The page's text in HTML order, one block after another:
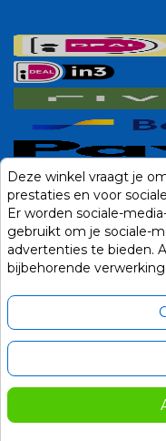
Deze winkel vraagt je
prestaties en voor
Er worden sociale-
gebruikt om je sociale-
advertenties te bieden.
bijbehorende